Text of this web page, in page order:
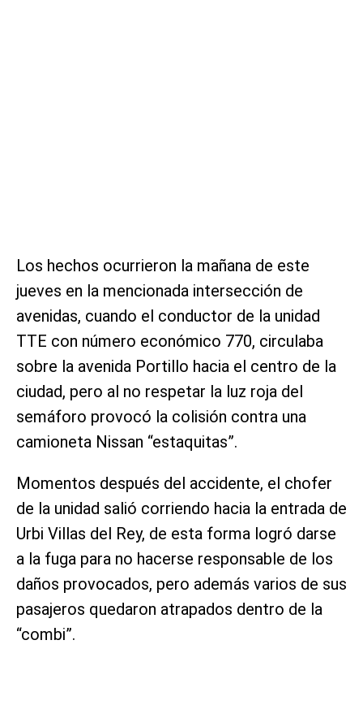
Los hechos ocurrieron la mañana de este
jueves en la mencionada intersección de
avenidas, cuando el conductor de la unidad
TTE con número económico 770, circulaba
sobre la avenida Portillo hacia el centro de la
ciudad, pero al no respetar la luz roja del
semáforo provocó la colisión contra una
camioneta Nissan “estaquitas”.
Momentos después del accidente, el chofer
de la unidad salió corriendo hacia la entrada de
Urbi Villas del Rey, de esta forma logró darse
a la fuga para no hacerse responsable de los
daños provocados, pero además varios de sus
pasajeros quedaron atrapados dentro de la
“combi”.